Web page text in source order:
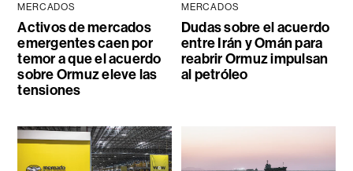
MERCADOS
Activos de mercados
emergentes caen por
temor a que el acuerdo
sobre Ormuz eleve las
tensiones
MERCADOS
Dudas sobre el acuerdo
entre Irán y Omán para
reabrir Ormuz impulsan
al petróleo